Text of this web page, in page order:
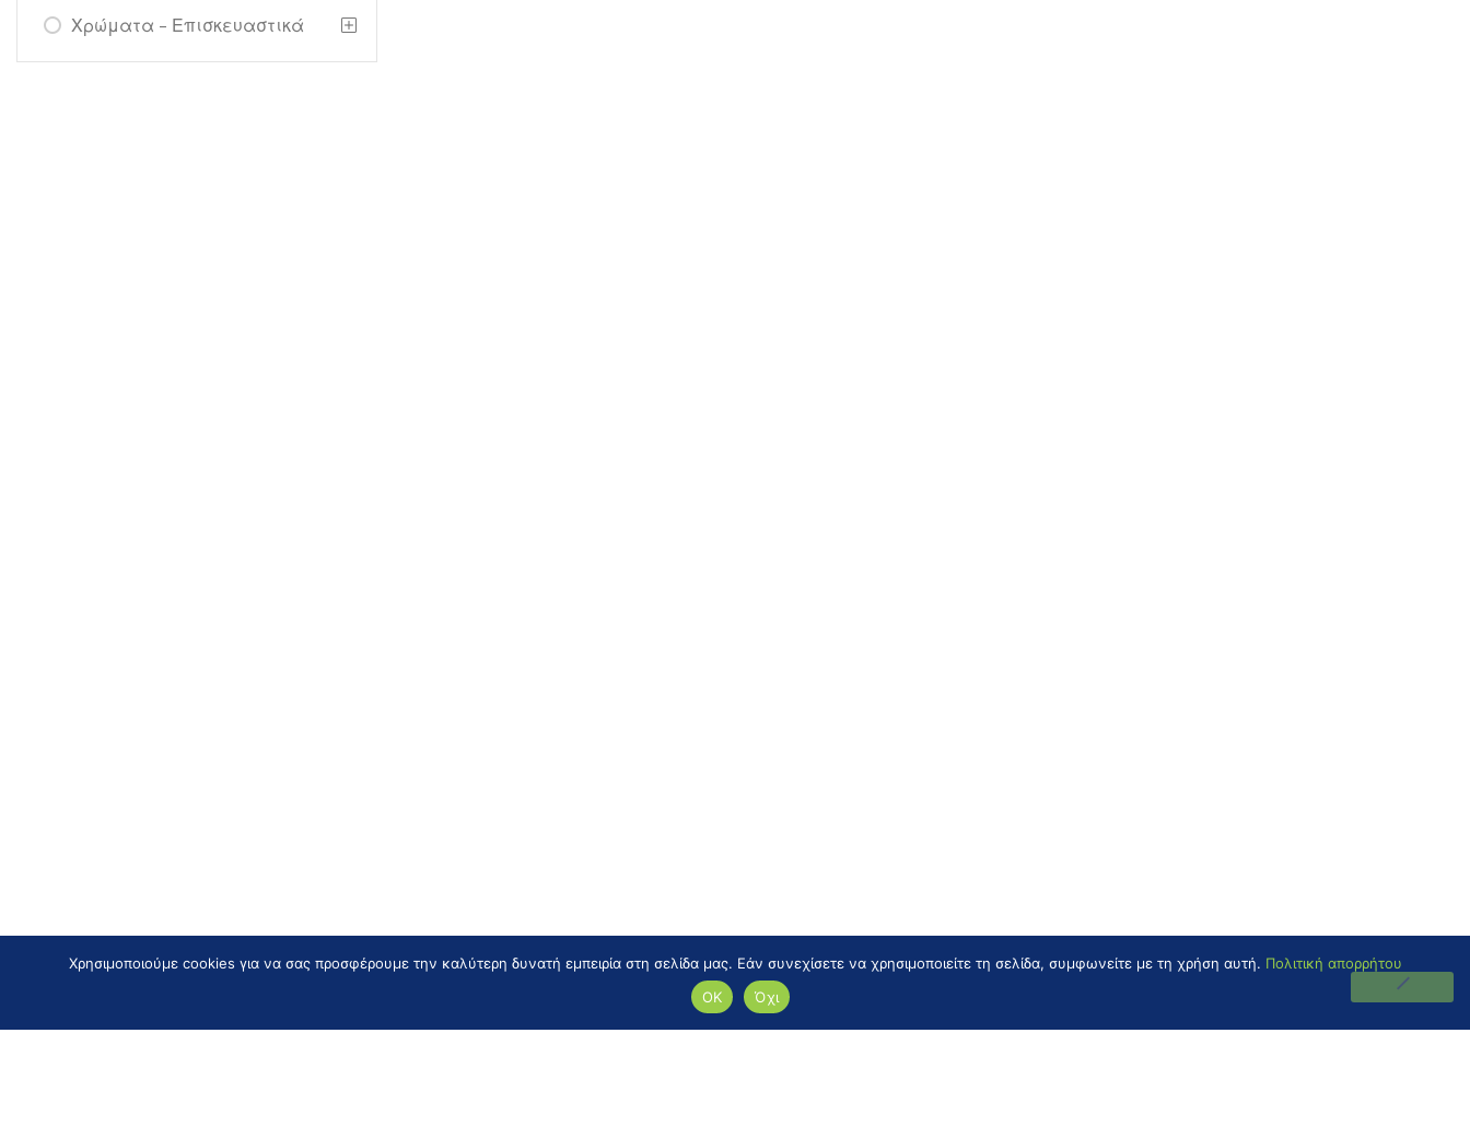
Χρώματα - Επισκευαστικά
Χρησιμοποιούμε cookies για να σας προσφέρουμε την καλύτερη δυνατή εμπειρία στη σελίδα μας. Εάν συνεχίσετε να χρησιμοποιείτε τη σελίδα, συμφωνείτε με τη χρήση αυτή. Πολιτική απορρήτου
ΟΚ
Όχι